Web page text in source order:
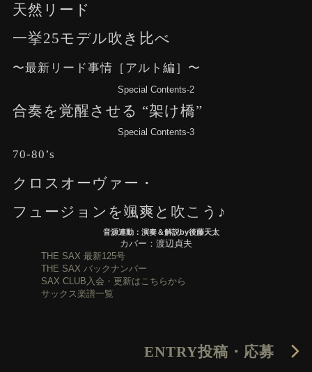
天然リード
一挙25モデル吹き比べ
〜最新リード事情［アルト編］〜
Special Contents-2
合奏を覚醒させる “架け橋”
Special Contents-3
70-80’s
クロスオーヴァー・
フュージョンを颯爽と吹こう♪
音源連動：演奏＆解説by後藤天太
カバー：渡辺貞夫
THE SAX 最新125号
THE SAX バックナンバー
SAX CLUB入会・更新はこちらから
サックス楽譜一覧
ENTRY投稿・応募